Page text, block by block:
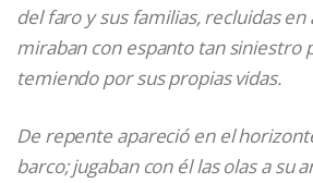
del faro y sus familias, recluidas en
miraban con espanto tan siniestro
temiendo por sus propias vidas.
De repente apareció en el
barco; jugaban con él las olas a su